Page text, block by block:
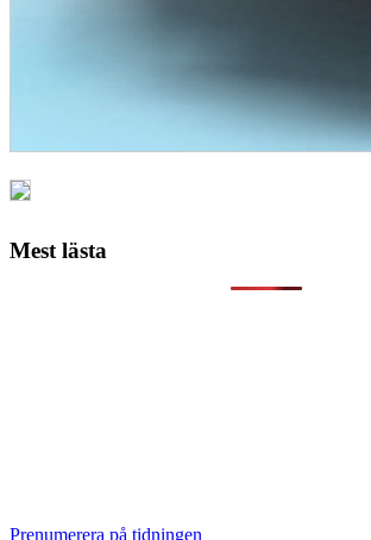
Mest lästa
Prenumerera på tidningen